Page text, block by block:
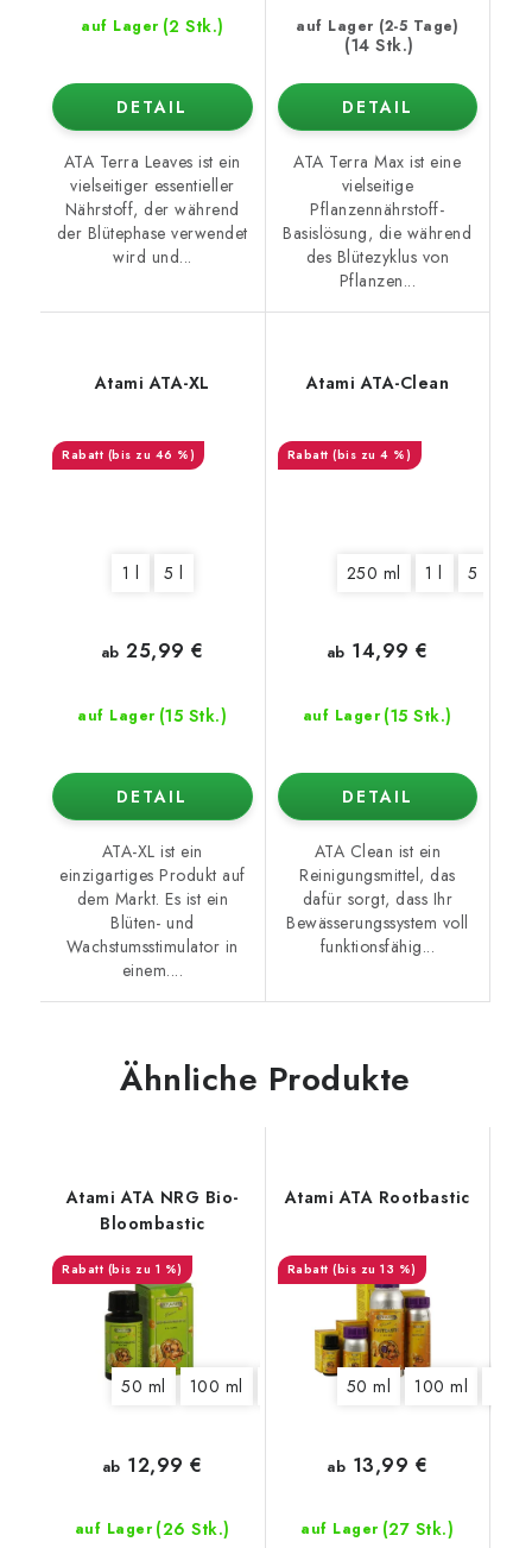
auf Lager (2 Stk.)
DETAIL
ATA Terra Leaves ist ein
vielseitiger essentieller
Nährstoff, der während
der Blütephase verwendet
wird und...
auf Lager (2-5 Tage)
(14 Stk.)
DETAIL
ATA Terra Max ist eine
vielseitige
Pflanzennährstoff-
Basislösung, die während
des Blütezyklus von
Pflanzen...
Atami ATA-XL
(bis zu 46 %)
1 l 5 l
auf Lager (15 Stk.)
ab 25,99 €
DETAIL
ATA-XL ist ein
einzigartiges Produkt auf
dem Markt. Es ist ein
Blüten- und
Wachstumsstimulator in
einem....
Atami ATA-Clean
(bis zu 4 %)
250 ml 1 l 5 l
auf Lager (15 Stk.)
ab 14,99 €
DETAIL
ATA Clean ist ein
Reinigungsmittel, das
dafür sorgt, dass Ihr
Bewässerungssystem voll
funktionsfähig...
Ähnliche Produkte
Atami ATA NRG Bio-
Bloombastic
(bis zu 1 %)
50 ml 100 ml 500 ml 1 l
auf Lager (26 Stk.)
ab 12,99 €
Atami ATA Rootbastic
(bis zu 13 %)
50 ml 100 ml
auf Lager (27 Stk.)
ab 13,99 €